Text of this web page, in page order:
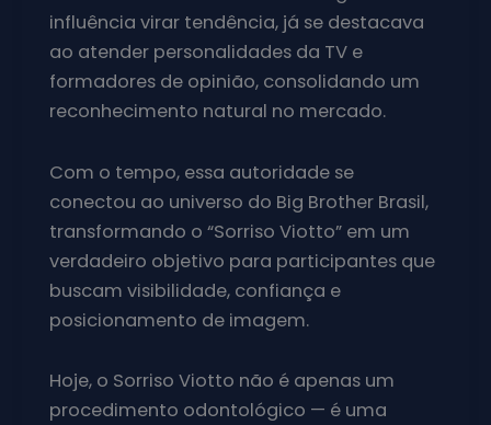
influência virar tendência, já se destacava
ao atender personalidades da TV e
formadores de opinião, consolidando um
reconhecimento natural no mercado.
Com o tempo, essa autoridade se
conectou ao universo do Big Brother Brasil,
transformando o “Sorriso Viotto” em um
verdadeiro objetivo para participantes que
buscam visibilidade, confiança e
posicionamento de imagem.
Hoje, o Sorriso Viotto não é apenas um
procedimento odontológico — é uma